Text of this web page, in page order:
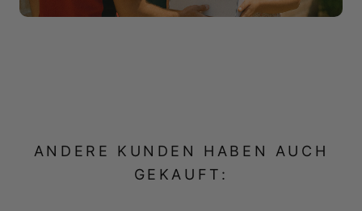
ANDERE KUNDEN HABEN AUCH
GEKAUFT: